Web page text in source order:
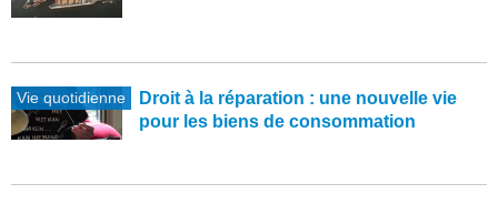
Vie quotidienne
Droit à la réparation : une nouvelle vie
pour les biens de consommation